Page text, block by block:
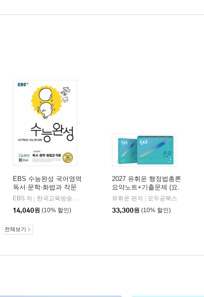
EBS 수능완성 국어영역
독서·문학·화법과 작문
(2026년)
EBS 저
한국교육방송공사
14,040원 (10% 할인)
2027 유휘운 행정법총론
요약노트+기출문제 (요.
플.)
유휘운 편저
모두공북스
33,300원 (10% 할인)
전체보기